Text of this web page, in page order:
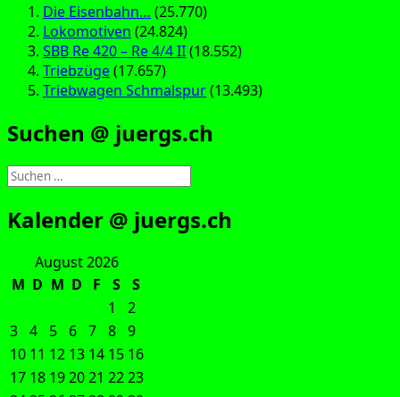
Die Eisenbahn… (25.770)
Lokomotiven (24.824)
SBB Re 420 – Re 4/4 II(18.552)
Triebzüge(17.657)
Triebwagen Schmalspur(13.493)
Suchen @ juergs.ch
Suchen
nach:
Kalender @ juergs.ch
August 2026
M D M D F S
S
1
2
3 4 5 6 7 8 9
10 11 12 13 14 15 16
17 18 192021 2223